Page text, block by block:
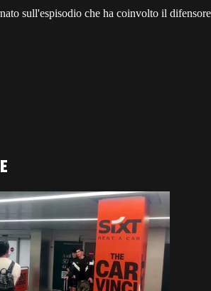
sull'espisodio che ha coinvolto il